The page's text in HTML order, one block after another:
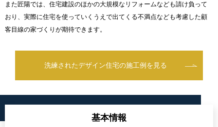
また匠陽では、住宅建設のほかの大規模なリフォームなども請け負って
おり、実際に住宅を使っていくうえで出てくる不満点なども考慮した顧
客目線の家づくりが期待できます。
洗練されたデザイン住宅の施工例を見る
基本情報